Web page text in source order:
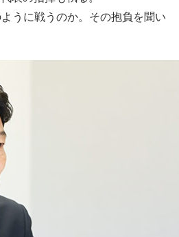
うに戦うのか。その抱負を聞い